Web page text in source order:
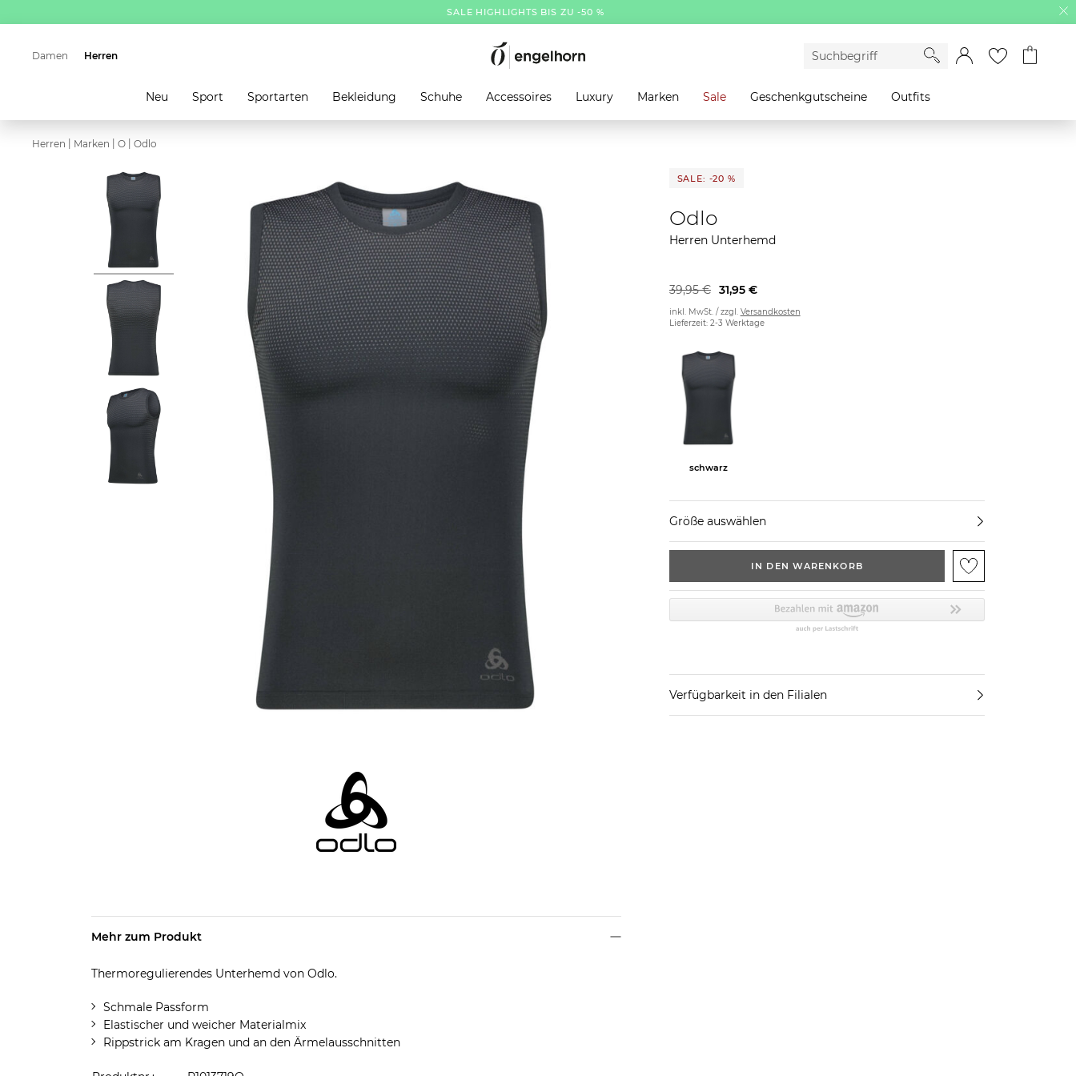
SALE HIGHLIGHTS BIS ZU -50 %
Damen Herren
Neu Sport Sportarten Bekleidung Schuhe Accessoires Luxury Marken Sale Geschenkgutscheine Outfits
Herren Marken O Odlo
SALE: -20 %
Odlo
Herren Unterhemd
31,95 €
39,95 €
inkl. MwSt. / zzgl. Versandkosten
Lieferzeit: 2-3 Werktage
schwarz
Größe auswählen
IN DEN WARENKORB
Verfügbarkeit in den Filialen
Mehr zum Produkt
Thermoregulierendes Unterhemd von Odlo.
Schmale Passform
Elastischer und weicher Materialmix
Rippstrick am Kragen und an den Ärmelausschnitten